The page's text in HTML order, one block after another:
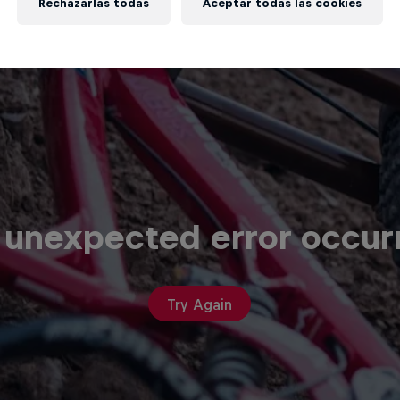
error
Try Again
Rechazarlas todas Aceptar todas las cookies